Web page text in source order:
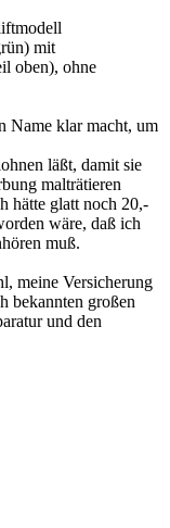
mit
oben), ohne
Name klar macht, um
läßt, damit sie
malträtieren
hätte glatt noch 20,-
wäre, daß ich
muß.
meine Versicherung
bekannten großen
und den